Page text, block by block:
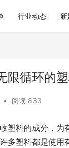
行业动态
限循环的
• 阅读 833
塑料的成分，
多塑料都是使